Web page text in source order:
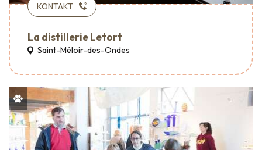
KONTAKT
La distillerie Letort
Saint-Méloir-des-Ondes